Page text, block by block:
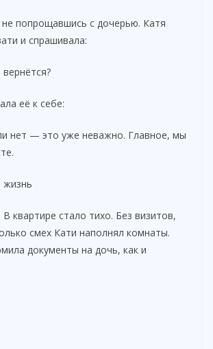
попрощавшись с дочерью. Катя
и спрашивала:
её к себе:
нет — это уже неважно. Главное, мы
жизнь
квартире стало тихо. Без визитов,
смех Кати наполнял комнаты.
документы на дочь, как и